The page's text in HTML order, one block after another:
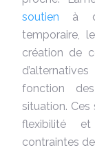
soutien à
temporaire,
création de
fonction
situation.
flexibilité
contraintes